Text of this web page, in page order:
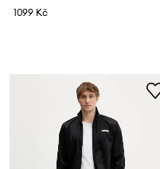
1099 Kč